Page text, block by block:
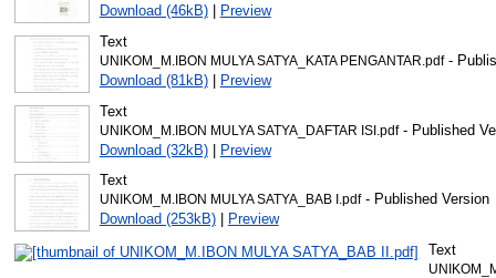
Download (46kB)|
Preview
Text
UNIKOM_M.IBON MULYA SATYA_KATA PENGANTAR.pdf-
Download (81kB)|
Preview
Text
UNIKOM_M.IBON MULYA SATYA_DAFTAR ISI.pdf- Published
Download (32kB)| Preview
Text
UNIKOM_M.IBON MULYA SATYA_BAB I.pdf- Published Version
Download (253kB)|
Preview
Text